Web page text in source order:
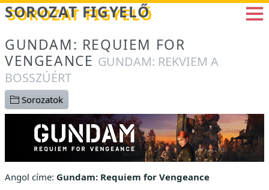
Betöltés...
SOROZAT FIGYELŐ
GUNDAM: REQUIEM FOR
VENGEANCE GUNDAM: REKVIEM A
BOSSZÚÉRT
Sorozatok
Angol címe: Gundam: Requiem for Vengeance